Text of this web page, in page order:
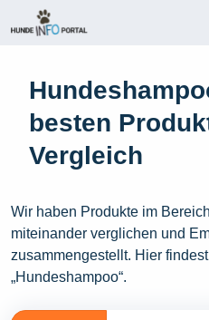
Inhalt
besten
Vergleich
Wir haben Produkte im Bereich
miteinander verglichen und
zusammengestellt. Hier
„Hundeshampoo“.